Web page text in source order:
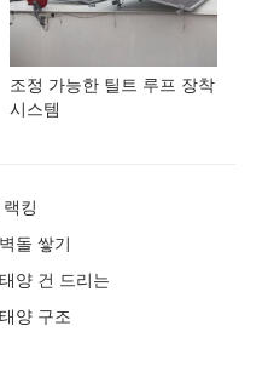
조정 가능한 틸트 루프 장착
시스템
킹
돌 쌓기
양 건 드리는
양 구조